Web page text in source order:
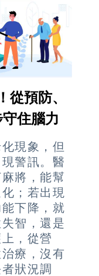
從預防、
住腦力
現象，但
警訊。醫
將，能幫
；若出現
下降，就
智，還是
，從營
療，沒有
狀況調